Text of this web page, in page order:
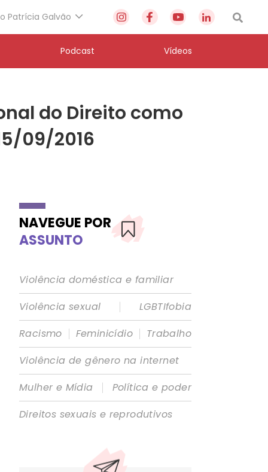
Patrícia Galvão
Podcast Vídeos
do Direito como
09/2016
NAVEGUE POR
ASSUNTO
Violência doméstica e familiar
Violência sexual
|
LGBTIfobia
Racismo | Feminicídio | Trabalho
Violência de gênero na internet
Mulher e Mídia
|
Política e poder
Direitos sexuais e reprodutivos